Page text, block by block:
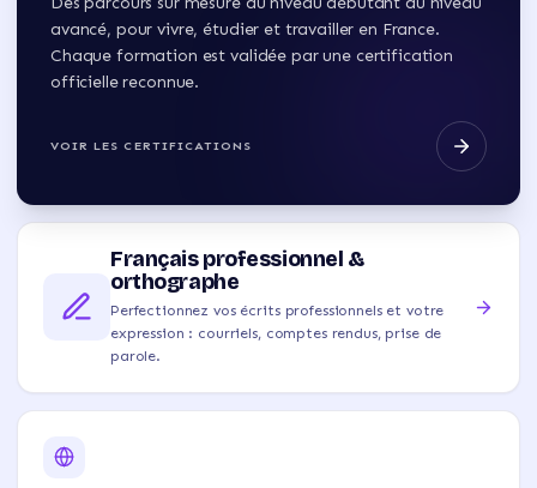
avancé, pour vivre, étudier et travailler en France.
Chaque formation est validée par une certification
officielle reconnue.
VOIR LES CERTIFICATIONS
Français professionnel &
orthographe
Perfectionnez vos écrits professionnels et votre
expression : courriels, comptes rendus, prise de
parole.